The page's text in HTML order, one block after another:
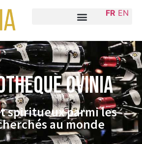
FR EN
Ovinia
spiritueux parmi les
au monde